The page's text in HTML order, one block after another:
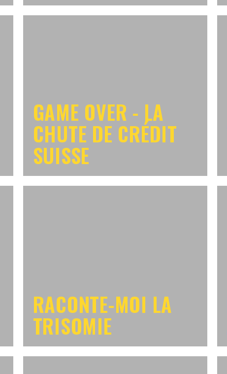
GAME OVER - LA
CHUTE DE CRÉDIT
SUISSE
RACONTE-MOI LA
TRISOMIE